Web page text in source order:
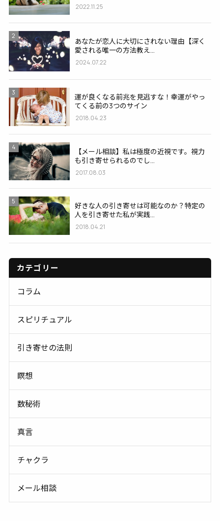
2022.11.25
2
あなたが恋人に大切にされない理由【深く
愛される唯一の方法教え...
2024.07.22
3
運が良くなる前兆を見逃すな！幸運がやっ
てくる前の3つのサイン
2018.04.23
4
【メール相談】私は極度の近視です。視力
も引き寄せられるのでし...
2017.08.03
5
好きな人の引き寄せは可能なのか？特定の
人を引き寄せた私が実践...
2018.04.21
カテゴリー
コラム
スピリチュアル
引き寄せの法則
瞑想
数秘術
真言
チャクラ
メール相談